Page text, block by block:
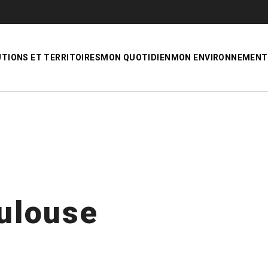
ET TERRITOIRES MON QUOTIDIEN MON ENVIRONNEMENT